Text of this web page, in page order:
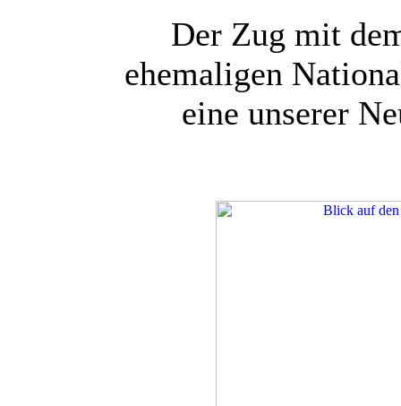
Der Zug mit
ehemaligen
eine unserer